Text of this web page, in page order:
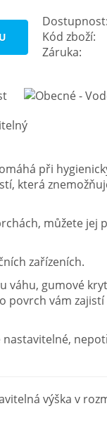
Dostupnost:
Kód zboží:
Záruka:
při
která
můžete jej
zařízeních.
váhu, gumové
povrch vám
výška v